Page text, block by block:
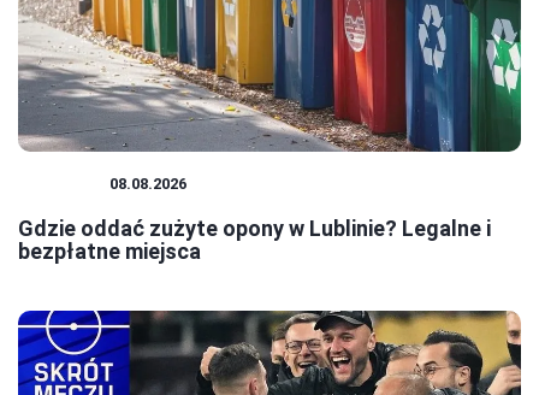
08.08.2026
Gdzie oddać zużyte opony w Lublinie? Legalne i
bezpłatne miejsca